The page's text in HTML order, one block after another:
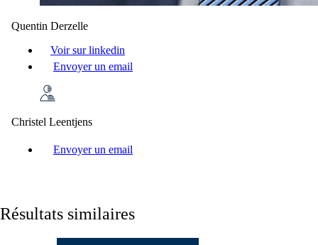
Quentin Derzelle
Voir sur linkedin
Envoyer un email
Christel Leentjens
Envoyer un email
Résultats similaires